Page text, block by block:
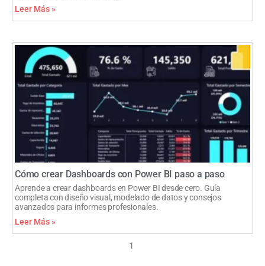
Leer Más »
Cómo crear Dashboards con Power BI paso a paso
Aprende a crear dashboards en Power BI desde cero. Guía
completa con diseño visual, modelado de datos y consejos
avanzados para informes profesionales.
Leer Más »
1